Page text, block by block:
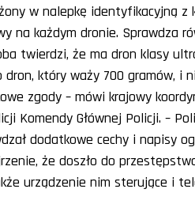
w nalepkę identyfikacyjną z
na każdym dronie. Sprawdza
twierdzi, że ma dron klasy
który waży 700 gramów, i
zgody – mówi krajowy
Komendy Głównej Policji. –
dodatkowe cechy i napisy
że doszło do
urządzenie nim sterujące i